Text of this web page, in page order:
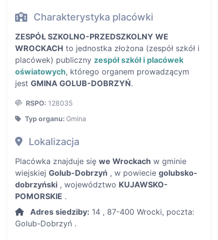
Charakterystyka placówki
ZESPÓŁ SZKOLNO-PRZEDSZKOLNY WE
WROCKACH to jednostka złożona (zespół szkół i
placówek) publiczny zespół szkół i placówek
oświatowych, którego organem prowadzącym
jest GMINA GOLUB-DOBRZYŃ.
RSPO: 128035
Typ organu: Gmina
Lokalizacja
Placówka znajduje się we Wrockach w gminie
wiejskiej Golub-Dobrzyń , w powiecie golubsko-
dobrzyński , województwo KUJAWSKO-
POMORSKIE .
Adres siedziby: 14 , 87-400 Wrocki, poczta:
Golub-Dobrzyń .